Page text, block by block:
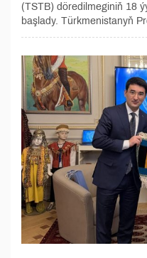
(TSTB) döredilmeginiň 18
başlady. Türkmenistanyň